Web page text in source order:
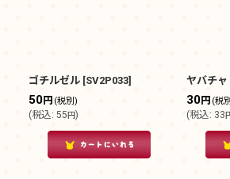
ゴチルゼル [SV2P033]
50円 (税別)
(税込: 55円)
ヤバチャ
30円 (税
(税込: 33